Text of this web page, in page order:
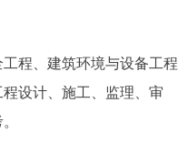
程、建筑环境与设备工程
设计、施工、监理、审